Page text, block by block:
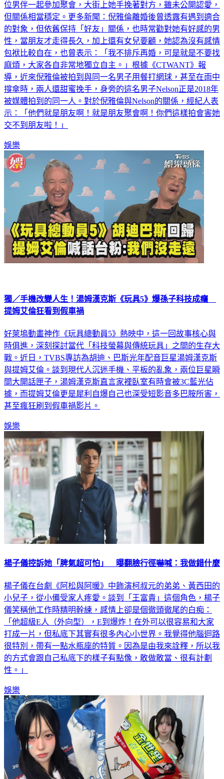
位男伴一起參加聚會，大街上她手挽著對方，雖未公開認愛，
但關係相當穩定。更多新聞：倪雅倫離婚後曾透露有遇到適合
的對象，但依舊保持「好友」關係，也時常勸對她有好感的男
性，當朋友才走得長久，加上還有女兒要顧，她認為沒有感情
包袱比較自在，也曾表示：「我不排斥再婚，可是就是不要找
麻煩，大家各自非常地獨立自主。」根據《CTWANT》報
導，近來倪雅倫被拍到與同一名男子用餐打網球，甚至在雨中
撐傘時，兩人還甜蜜挽手，身旁的這名男子Nelson正是2018年
被媒體拍到的同一人。對於倪雅倫與Nelson的關係，經紀人表
示：「他們就是朋友啊！就是朋友聚會啊！你們這樣拍會害她
交不到朋友啦！」
娛樂
獨／手機改變人生！湯姆漢克斯《玩具5》爆孫子科技成癮
提姆艾倫狂看到假車禍
好萊塢動畫神作《玩具總動員5》熱映中，這一回故事核心與
時俱進，深刻探討當代「科技螢幕與傳統玩具」之間的生存大
戰。近日，TVBS專訪為胡迪、巴斯光年配音巨星湯姆漢克斯
與提姆艾倫。談到現代人沉迷手機、平板的亂象，兩位巨星瞬
間大開話匣子，湯姆漢克斯直言家裡臥室有時會被3C藍光佔
據，而提姆艾倫更是犀利自爆自己也深受短影音多巴胺所害，
甚至瘋狂刷到假車禍影片。
娛樂
楊子儀控訴她「脾氣超可怕」 曝翻臉行徑嚇喊：我做錯什麼
楊子儀在台劇《阿松與阿暖》中飾演柯叔元的弟弟、黃西田的
小兒子，從小備受家人疼愛。談到「王富貴」這個角色，楊子
儀笑稱他工作時精明幹練，感情上卻是個徹頭徹尾的白痴：
「他超級E人（外向型），E到爆炸！在外可以很容易和大家
打成一片，但私底下其實有很多內心小世界。我覺得他腦迴路
很特別，帶有一點水瓶座的特質。因為是由我來詮釋，所以我
的方式會跟自己私底下的樣子有點像，敢做敢當、很有計劃
性。」
娛樂